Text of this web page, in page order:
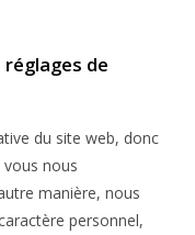
de
du site web, donc
nous
manière, nous
personnel,